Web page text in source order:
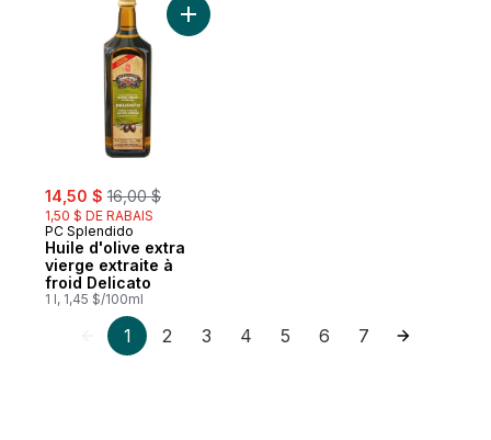
sale:
14,50 $ , formerly:
16,00 $
1,50 $ DE RABAIS
PC Splendido
Huile d'olive extra
vierge extraite à
froid Delicato
1 l, 1,45 $/100ml
Ajouter Huile d'olive extra vierge
1 2 3 4 5 6 7